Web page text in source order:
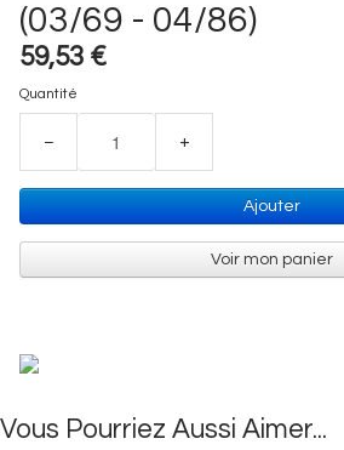
(03/69 - 04/86)
59,53 €
Quantité
− +
Ajouter
Voir mon panier
Vous Pourriez Aussi Aimer...